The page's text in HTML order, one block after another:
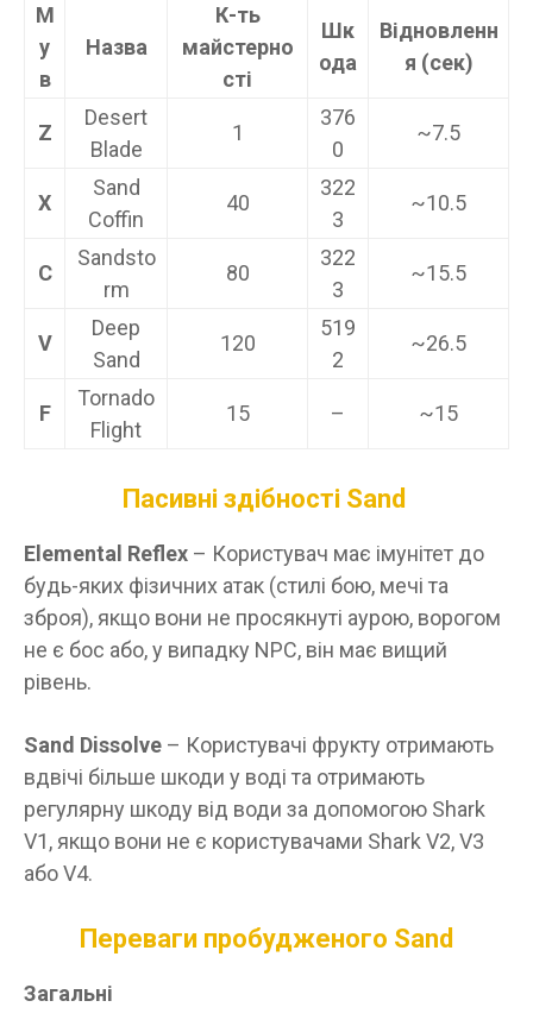
М
у
в
Назва
К-ть
майстерно
сті
Шк
ода
Відновленн
я (сек)
Z
Desert
Blade
1
376
0
~7.5
X
Sand
Coffin
40
322
3
~10.5
C
Sandsto
rm
80
322
3
~15.5
V
Deep
Sand
120
519
2
~26.5
F
Tornado
Flight
15 – ~15
Пасивні здібності Sand
Elemental Reflex – Користувач має імунітет до
будь-яких фізичних атак (стилі бою, мечі та
зброя), якщо вони не просякнуті аурою, ворогом
не є бос або, у випадку NPC, він має вищий
рівень.
Sand Dissolve – Користувачі фрукту отримають
вдвічі більше шкоди у воді та отримають
регулярну шкоду від води за допомогою Shark
V1, якщо вони не є користувачами Shark V2, V3
або V4.
Переваги пробудженого Sand
Загальні